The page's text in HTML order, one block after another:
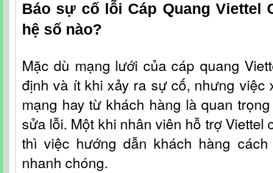
Báo sự cố lỗi Cáp Quang Viettel
hệ số nào?
Mặc dù mạng lưới củacáp quang
định và ít khi xảy ra sự cố, nhưng việc
mạng hay từ khách hàng là quan
sửa lỗi. Một khi nhân viên hỗ trợViettel
thì việc hướng dẫn khách hàng
nhanh chóng.